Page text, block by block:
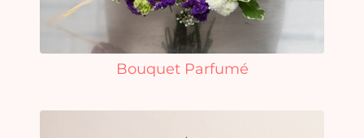
Bouquet Parfumé